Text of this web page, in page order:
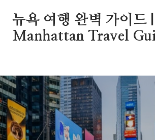
뉴욕 여행 완벽 가이드 |
Manhattan Travel